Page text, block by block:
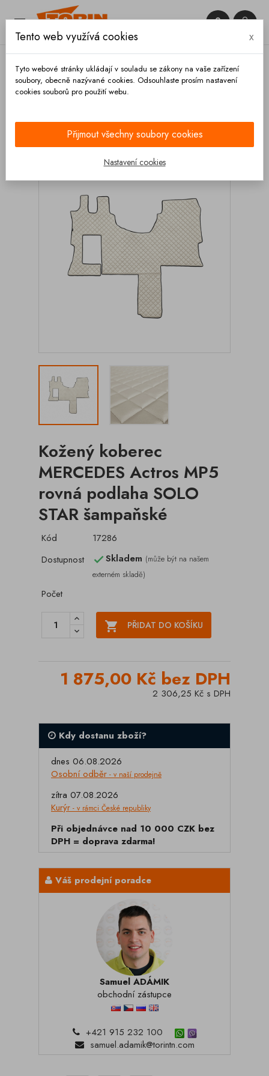
 

MERCEDES Actros MP5 rovná podlaha SOLO STAR
šampaňské
Kožený koberec
MERCEDES Actros MP5
rovná podlaha SOLO
STAR šampaňské
Kód
17286
Dostupnost
Skladem (může být na našem
externém skladě)
Počet
 PŘIDAT DO KOŠÍKU
1 875,00 Kč bez DPH
2 306,25 Kč s DPH
Kdy dostanu zboží?
dnes 06.08.2026
Osobní odběr - v naší prodejně
zítra 07.08.2026
Kurýr - v rámci České republiky
Při objednávce nad 10 000 CZK bez
DPH = doprava zdarma!
Váš prodejní poradce
Samuel ADÁMIK
obchodní zástupce
+421 915 232 100
samuel.adamik@torintn.com
Tento web využívá cookies x
Tyto webové stránky ukládají v souladu se zákony na vaše zařízení
soubory, obecně nazývané cookies. Odsouhlaste prosím nastavení
cookies souborů pro použití webu.
Přijmout všechny soubory cookies
Nastavení cookies